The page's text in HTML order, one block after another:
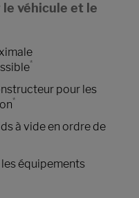
véhicule et le
*
pour les
*
à vide en ordre de
équipements